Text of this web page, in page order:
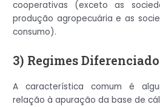
cooperativas (exceto as
produção agropecuária e as
consumo).
3) Regimes
A característica comum é
relação à apuração da base de